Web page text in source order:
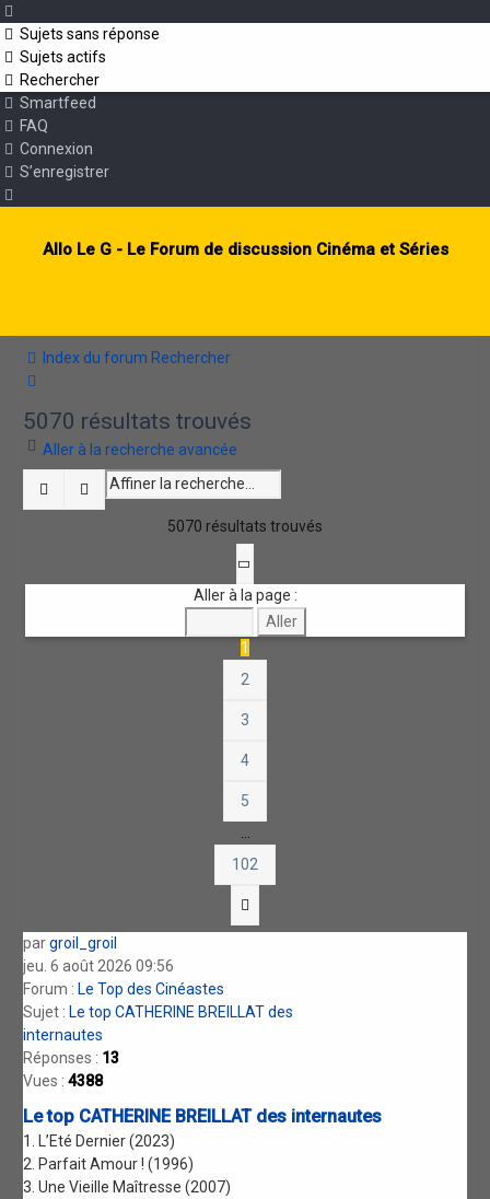
Sujets sans réponse
Sujets actifs
Rechercher
Smartfeed
FAQ
Connexion
S’enregistrer
Allo Le G - Le Forum de discussion Cinéma et Séries
Index du forum Rechercher
5070 résultats trouvés
Aller à la recherche avancée
RechercherRecherche avancée
5070 résultats trouvés
Page
Aller à la page :
1
2
3
4
5
102
pargroil_groil
jeu. 6 août 2026 09:56
Forum :Le Top des Cinéastes
Sujet :Le top CATHERINE BREILLAT des
internautes
Réponses : 13
Vues :4388
Le top CATHERINE BREILLAT des internautes
1. L’Eté Dernier (2023)
2. Parfait Amour ! (1996)
3. Une Vieille Maîtresse (2007)